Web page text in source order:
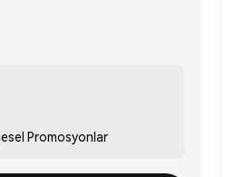
Promosyonlar